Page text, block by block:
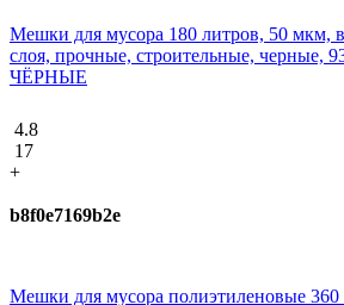
Мешки для мусора 180 литров, 50 мкм,
слоя, прочные, строительные, черные,
ЧЁРНЫЕ
4.8
17
+
b8f0e7169b2e
Мешки для мусора полиэтиленовые